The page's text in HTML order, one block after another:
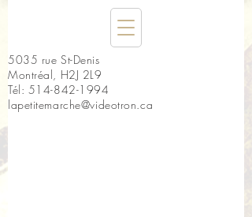
5035 rue St-Denis
Montréal, H2J 2L9
Tél: 514-842-1994
lapetitemarche@videotron.ca